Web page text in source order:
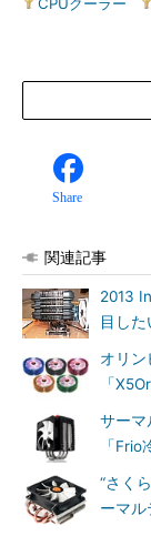
Share
関連記事
2013
目した
オリン
「
サーマ
「Frio
“さく
ーマル